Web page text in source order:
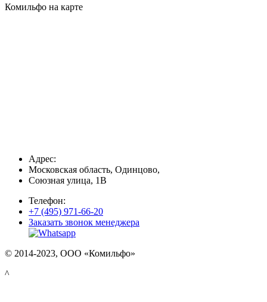
Комильфо на карте
Адрес:
Московская область, Одинцово,
Союзная улица, 1В
Телефон:
+7 (495) 971-66-20
Заказать звонок менеджера
© 2014-2023, ООО «Комильфо»
^